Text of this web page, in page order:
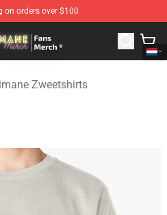
on orders over $100
Pokimane Merchandise Shop
Zweetshirts